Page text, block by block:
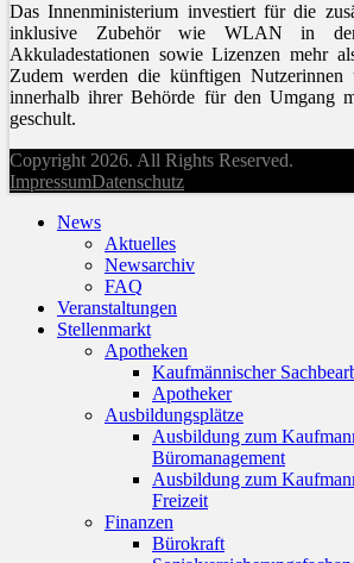
Das Innenministerium investiert für die
inklusive Zubehör wie WLAN in
Akkuladestationen sowie Lizenzen mehr
Zudem werden die künftigen Nutzerinnen
innerhalb ihrer Behörde für den Umgang
geschult.
Copyright 2026. All Rights Reserved.
ImpressumDatenschutz
News
Aktuelles
Newsarchiv
FAQ
Veranstaltungen
Stellenmarkt
Apotheken
Kaufmännischer
Apotheker
Ausbildungsplätze
Ausbildung zum
Büromanagement
Ausbildung zum
Freizeit
Finanzen
Bürokraft